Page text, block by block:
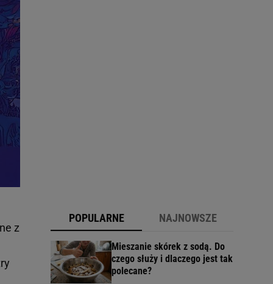
z
POPULARNE NAJNOWSZE
Mieszanie skórek z sodą. Do
czego służy i dlaczego jest tak
polecane?